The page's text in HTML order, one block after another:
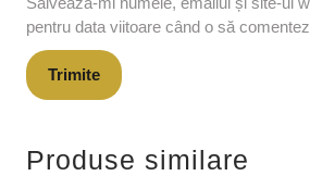
pentru data viitoare când o să
Produse similare